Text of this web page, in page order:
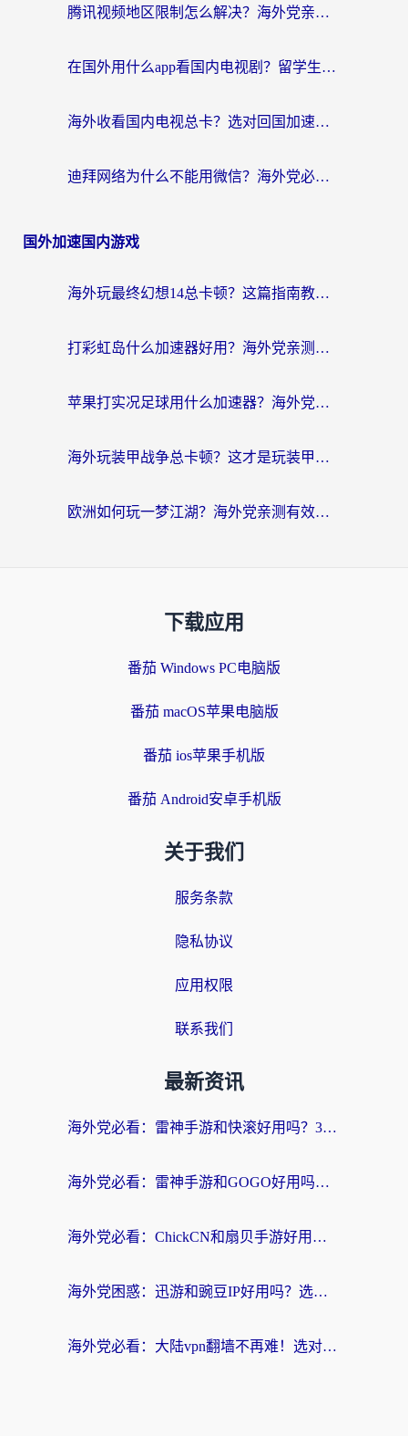
腾讯视频地区限制怎么解决？海外党亲测有效的回国加速器选择指南
在国外用什么app看国内电视剧？留学生亲测有效的回国加速方案
海外收看国内电视总卡？选对回国加速器，让你流畅追《狂飙》《长相思》
迪拜网络为什么不能用微信？海外党必看的回国加速解决方案
国外加速国内游戏
海外玩最终幻想14总卡顿？这篇指南教你选对加速器（附非洲美国玩家实测）
打彩虹岛什么加速器好用？海外党亲测的国服游戏加速终极指南
苹果打实况足球用什么加速器？海外党亲测有效的国服游戏加速指南
海外玩装甲战争总卡顿？这才是玩装甲战争最好的加速器（附马来西亚玩重装上阵攻略）
欧洲如何玩一梦江湖？海外党亲测有效的国服游戏加速指南
下载应用
番茄 Windows PC电脑版
番茄 macOS苹果电脑版
番茄 ios苹果手机版
番茄 Android安卓手机版
关于我们
服务条款
隐私协议
应用权限
联系我们
最新资讯
海外党必看：雷神手游和快滚好用吗？3步选对回国加速器无缝刷国内资源
海外党必看：雷神手游和GOGO好用吗？3步选对回国加速器，无缝刷剧玩原神
海外党必看：ChickCN和扇贝手游好用吗？3步选对回国加速器无缝刷国内资源
海外党困惑：迅游和豌豆IP好用吗？选对回国加速器，刷剧游戏再也不卡
海外党必看：大陆vpn翻墙不再难！选对加速器，无缝刷国内资源